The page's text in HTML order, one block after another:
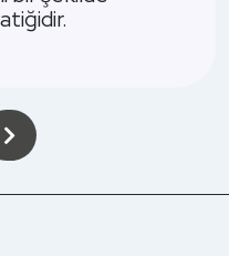
fazlasını ifade eder.